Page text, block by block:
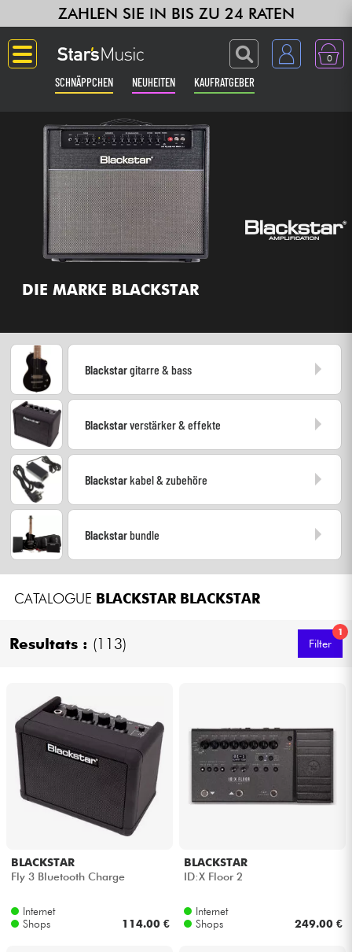
ZAHLEN SIE IN BIS ZU 24 RATEN
0
SCHNÄPPCHEN NEUHEITEN KAUFRATGEBER
Langue
Gitarre & Bass
Verstärker & Effekte
Klaviere & Piano
Synths & samplers
Kopfhörer
Mikros
DJ
Licht
Drums
Kinder
Kabel & Zubehöre
HiFi
Bundle
Sehen Sie sich unsere Marken an
DIE MARKE BLACKSTAR
Blackstargitarre & bass
Blackstarverstärker & effekte
Blackstarkabel & zubehöre
Blackstarbundle
CATALOGUE BLACKSTAR BLACKSTAR
Resultats : (113)
1
Filter
BLACKSTAR
Fly 3 Bluetooth Charge
Internet
Shops
114.00 €
BLACKSTAR
ID:X Floor 2
Internet
Shops
249.00 €